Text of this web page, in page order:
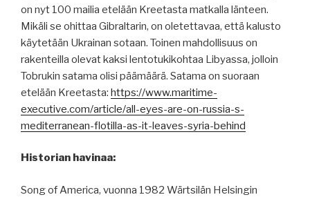
on nyt 100 mailia etelään Kreetasta matkalla länteen.
Mikäli se ohittaa Gibraltarin, on oletettavaa, että kalusto
käytetään Ukrainan sotaan. Toinen mahdollisuus on
rakenteilla olevat kaksi lentotukikohtaa Libyassa, jolloin
Tobrukin satama olisi päämäärä. Satama on suoraan
etelään Kreetasta: https://www.maritime-
executive.com/article/all-eyes-are-on-russia-s-
mediterranean-flotilla-as-it-leaves-syria-behind
Historian havinaa:
Song of America, vuonna 1982 Wärtsilän Helsingin